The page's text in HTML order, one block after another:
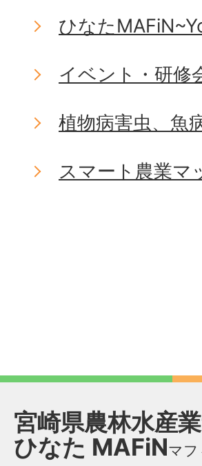
ひなた
イベント・研修
植物病害虫、魚
スマート農業マ
宮崎県農林水産
ひなた MAFiNマフ